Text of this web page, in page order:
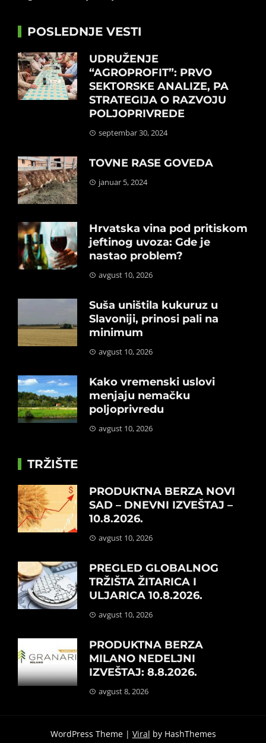
POSLEDNJE VESTI
UDRUŽENJE
“AGROPROFIT”: PRVO
SEKTORSKE ANALIZE, PA
STRATEGIJA O RAZVOJU
POLJOPRIVREDE
septembar 30, 2024
TOVNE RASE GOVEDA
januar 5, 2024
Hrvatska vina pod pritiskom
jeftinog uvoza: Gde je
nastao problem?
avgust 10, 2026
Suša uništila kukuruz u
Slavoniji, prinosi pali na
minimum
avgust 10, 2026
Kako vremenski uslovi
menjaju nemačku
poljoprivredu
avgust 10, 2026
TRŽIŠTE
PRODUKTNA BERZA NOVI
SAD – DNEVNI IZVEŠTAJ –
10.8.2026.
avgust 10, 2026
PREGLED GLOBALNOG
TRŽIŠTA ŽITARICA I
ULJARICA 10.8.2026.
avgust 10, 2026
PRODUKTNA BERZA
MILANO NEDELJNI
IZVEŠTAJ: 8.8.2026.
avgust 8, 2026
WordPress Theme | Viral by HashThemes